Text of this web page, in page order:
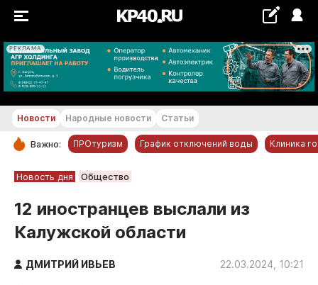
РЕКЛАМА
+17...+18 °С
РУБРИКИ
Новости компаний
Статьи
Народные новости
Новости Народные новости Статьи
Важно: ПРОтуризм График отключений воды Клиника
Новость дня Общество
12 иностранцев выслали из
Калужской области
ДМИТРИЙ ИВЬЕВ 22.03.2024, 10:21